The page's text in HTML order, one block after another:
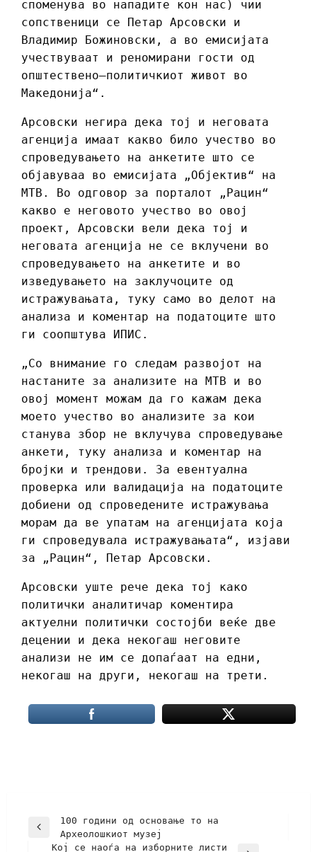
споменува во нападите кон нас) чии
сопственици се Петар Арсовски и
Владимир Божиновски, а во емисијата
учествуваат и реномирани гости од
општествено–политичкиот живот во
Македонија“.
Арсовски негира дека тој и неговата
агенција имаат какво било учество во
спроведувањето на анкетите што се
објавуваа во емисијата „Објектив“ на
МТВ. Во одговор за порталот „Рацин“
какво е неговото учество во овој
проект, Арсовски вели дека тој и
неговата агенција не се вклучени во
спроведувањето на анкетите и во
изведувањето на заклучоците од
истражувањата, туку само во делот на
анализа и коментар на податоците што
ги соопштува ИПИС.
„Со внимание го следам развојот на
настаните за анализите на МТВ и во
овој момент можам да го кажам дека
моето учество во анализите за кои
станува збор не вклучува спроведување
анкети, туку анализа и коментар на
бројки и трендови. За евентуална
проверка или валидација на податоците
добиени од спроведените истражувања
морам да ве упатам на агенцијата која
ги спроведувала истражувањата“, изјави
за „Рацин“, Петар Арсовски.
Арсовски уште рече дека тој како
политички аналитичар коментира
актуелни политички состојби веќе две
децении и дека некогаш неговите
анализи не им се допаѓаат на едни,
некогаш на други, некогаш на трети.
100 години од основање то на
Археолошкиот музеј
Кој се наоѓа на изборните листи